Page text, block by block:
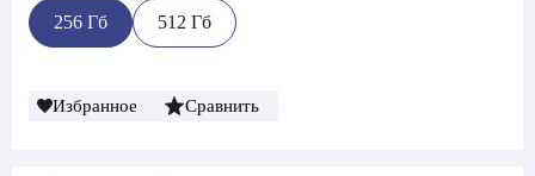
256 Гб 512 Гб
Избранное Сравнить